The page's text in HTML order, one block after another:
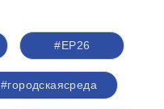
#ЕР26
#городскаясреда